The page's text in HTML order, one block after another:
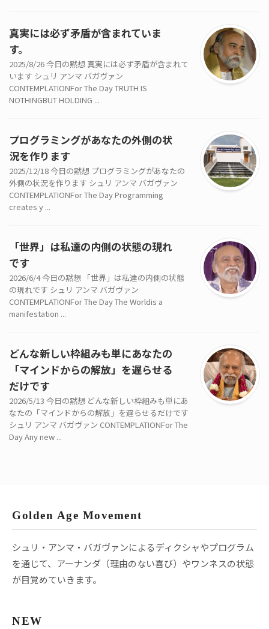
真実には必ず矛盾が含まれていま
す。
2025/8/26 今日の黙想 真実には必ず矛盾が含まれて
います シュリ アンマ バガヴァン
CONTEMPLATIONFor The Day TRUTH IS
NOTHINGBUT HOLDING ...
プログラミングがあなたの外側の状
況を作ります
2025/12/18 今日の黙想 プログラミングがあなたの
外側の状況を作ります シュリ アンマ バガヴァン
CONTEMPLATIONFor The Day Programming
creates y ...
「世界」は私達の内側の状態の現れ
です
2026/6/4 今日の黙想 「世界」は私達の内側の状態
の現れです シュリ アンマ バガヴァン
CONTEMPLATIONFor The Day The Worldis a
manifestation ...
どんな新しい枠組みも単にあなたの
「マインドからの解放」を遅らせる
だけです
2026/5/13 今日の黙想 どんな新しい枠組みも単にあ
なたの「マインドからの解放」を遅らせるだけです
シュリ アンマ バガヴァン CONTEMPLATIONFor The
Day Any new ...
Golden Age Movement
シュリ・アンマ・バガヴァンによるディクシャやプログラム
を通じて、アーナンダ（理由のない喜び）やワンネスの状態
が目覚めていきます。
NEW